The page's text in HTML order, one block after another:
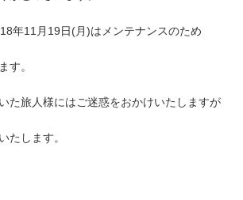
年11月19日(月)はメンテナンスのため
す。
た旅人様にはご迷惑をおかけいたしますが
たします。